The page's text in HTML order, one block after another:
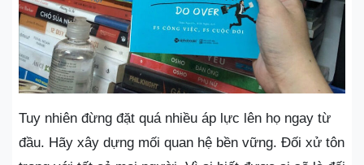
Tuy nhiên đừng đặt quá nhiều áp lực lên họ ngay từ
đầu. Hãy xây dựng mối quan hệ bền vững. Đối xử tôn